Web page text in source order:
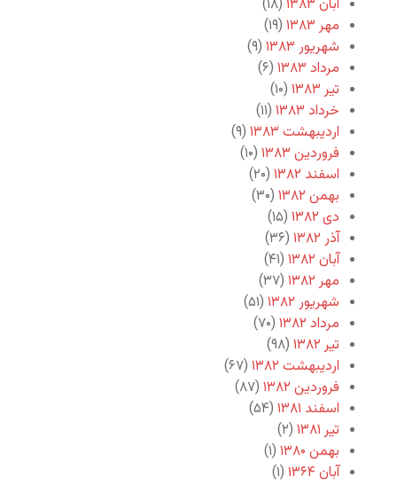
آبان ۱۳۸۳
(۱۸)
مهر ۱۳۸۳
(۱۹)
شهریور ۱۳۸۳
(۹)
مرداد ۱۳۸۳
(۶)
تیر ۱۳۸۳
(۱۰)
خرداد ۱۳۸۳
(۱۱)
اردیبهشت ۱۳۸۳
(۹)
فروردین ۱۳۸۳
(۱۰)
اسفند ۱۳۸۲
(۲۰)
بهمن ۱۳۸۲
(۳۰)
دی ۱۳۸۲
(۱۵)
آذر ۱۳۸۲
(۳۶)
آبان ۱۳۸۲
(۴۱)
مهر ۱۳۸۲
(۳۷)
شهریور ۱۳۸۲
(۵۱)
مرداد ۱۳۸۲
(۷۰)
تیر ۱۳۸۲
(۹۸)
اردیبهشت ۱۳۸۲
(۶۷)
فروردین ۱۳۸۲
(۸۷)
اسفند ۱۳۸۱
(۵۴)
تیر ۱۳۸۱
(۲)
بهمن ۱۳۸۰
(۱)
آبان ۱۳۶۴
(۱)